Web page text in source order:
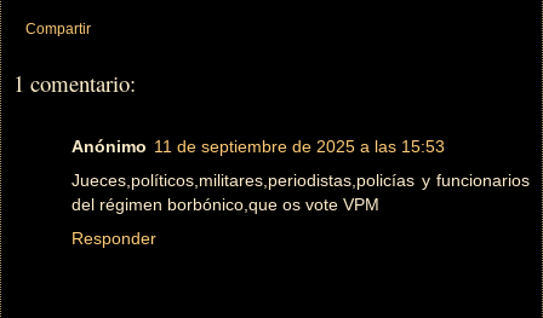
Compartir
1 comentario:
Anónimo 11 de septiembre de 2025 a las 15:53
Jueces,políticos,militares,periodistas,policías y funcionarios
del régimen borbónico,que os vote VPM
Responder